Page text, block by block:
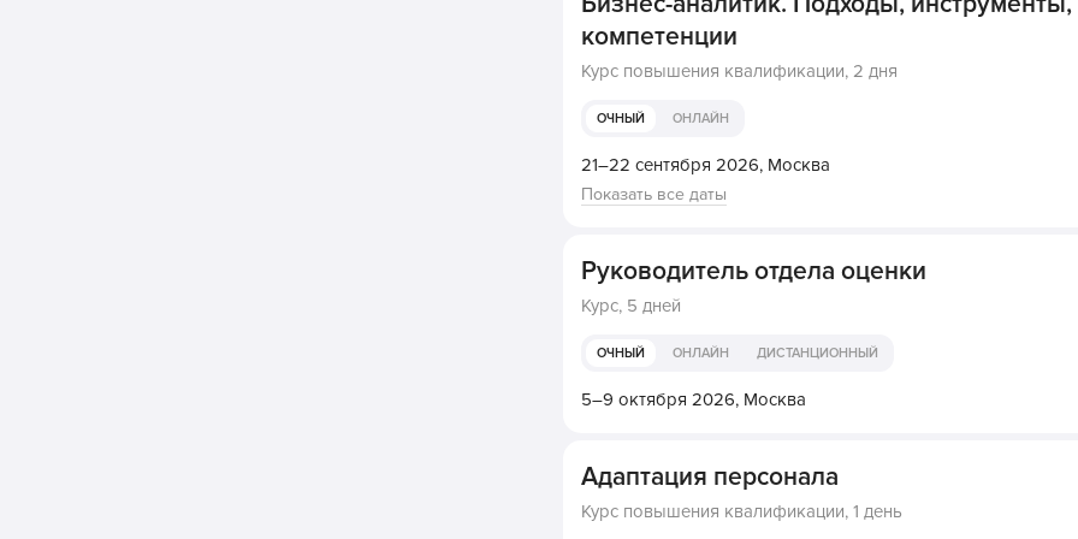
компетенции
Курс повышения квалификации,2 дня
ОЧНЫЙ ОНЛАЙН
21–22 сентября 2026, Москва
Показать все даты
Руководитель отдела оценки
Курс, 5 дней
ОЧНЫЙ ОНЛАЙН ДИСТАНЦИОННЫЙ
5–9 октября 2026, Москва
Адаптация персонала
Курс повышения квалификации,1 день